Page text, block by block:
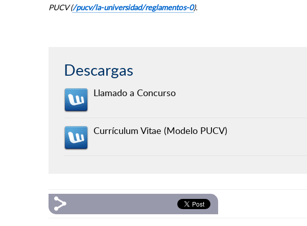
PUCV (/pucv/la-universidad/reglamentos-0).
Descargas
Llamado a Concurso
Currículum Vitae (Modelo PUCV)